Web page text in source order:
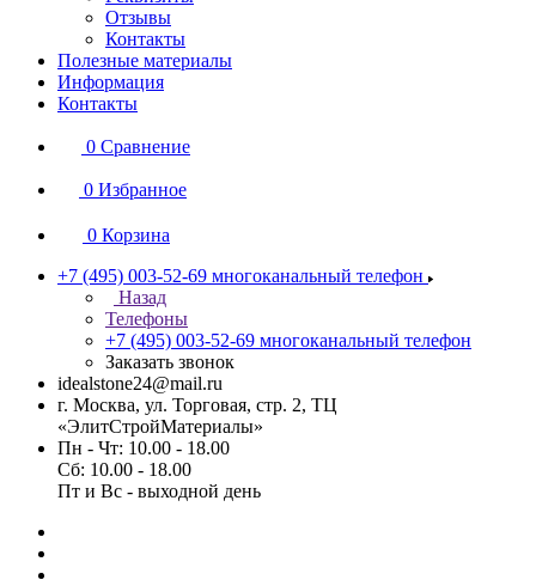
Отзывы
Контакты
Полезные материалы
Информация
Контакты
0 Сравнение
0 Избранное
0 Корзина
+7 (495) 003-52-69 многоканальный телефон
Назад
Телефоны
+7 (495) 003-52-69 многоканальный телефон
Заказать звонок
idealstone24@mail.ru
г. Москва, ул. Торговая, стр. 2, ТЦ
«ЭлитСтройМатериалы»
Пн - Чт: 10.00 - 18.00
Сб: 10.00 - 18.00
Пт и Вс - выходной день